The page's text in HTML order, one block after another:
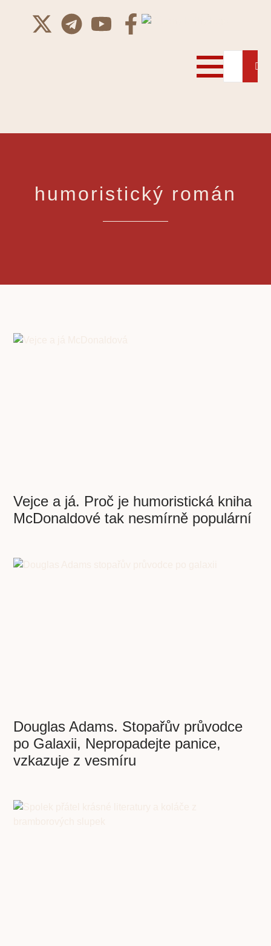
humoristický román
Vejce a já. Proč je humoristická kniha
McDonaldové tak nesmírně populární
Douglas Adams. Stopařův průvodce
po Galaxii, Nepropadejte panice,
vzkazuje z vesmíru